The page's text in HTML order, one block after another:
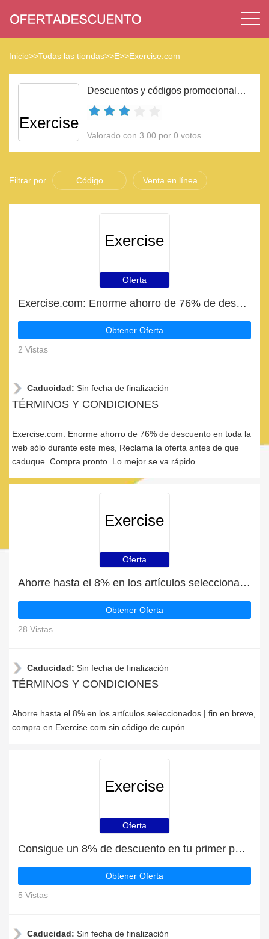
Inicio>>Todas las tiendas>>E>>Exercise.com
Exercise
Descuentos y códigos promocionales Exercise.com 2023
Valorado con 3.00 por 0 votos
Filtrar por Código Venta en línea
Exercise
Oferta
Exercise.com: Enorme ahorro de 76% de descuento en toda la web sólo durante este mes
Obtener Oferta
2 Vistas
Caducidad: Sin fecha de finalización
TÉRMINOS Y CONDICIONES
Exercise.com: Enorme ahorro de 76% de descuento en toda la
web sólo durante este mes, Reclama la oferta antes de que
caduque. Compra pronto. Lo mejor se va rápido
Exercise
Oferta
Ahorre hasta el 8% en los artículos seleccionados | fin en breve
Obtener Oferta
28 Vistas
Caducidad: Sin fecha de finalización
TÉRMINOS Y CONDICIONES
Ahorre hasta el 8% en los artículos seleccionados | fin en breve,
compra en Exercise.com sin código de cupón
Exercise
Oferta
Consigue un 8% de descuento en tu primer pedido en Exercise.com
Obtener Oferta
5 Vistas
Caducidad: Sin fecha de finalización